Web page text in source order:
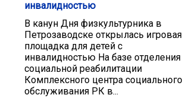
инвалидностью
В канун Дня физкультурника в
Петрозаводске открылась игровая
площадка для детей с
инвалидностью На базе отделения
социальной реабилитации
Комплексного центра социального
обслуживания РК в...